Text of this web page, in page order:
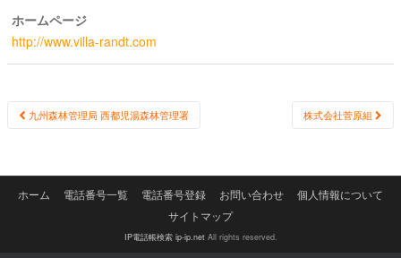
ホームページ
http://www.villa-randt.com
Post
九州森林管理局 西都児湯森林管理署 株式会社菅原組
ホーム 電話番号一覧 電話番号登録 お問い合わせ
個人情報について
サイトマップ
IP電話帳検索 ip-ip.netAll rights reserved.